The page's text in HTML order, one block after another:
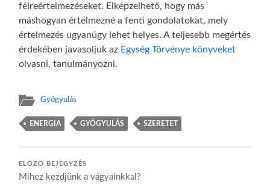
félreértelmezéseket. Elképzelhető, hogy más
máshogyan értelmezné a fenti gondolatokat, mely
értelmezés ugyanúgy lehet helyes. A teljesebb megértés
érdekében javasoljuk az Egység Törvénye könyveket
olvasni, tanulmányozni.
Gyógyulás
ENERGIA GYÓGYULÁS SZERETET
ELŐZŐ BEJEGYZÉS
Mihez kezdjünk a vágyainkkal?